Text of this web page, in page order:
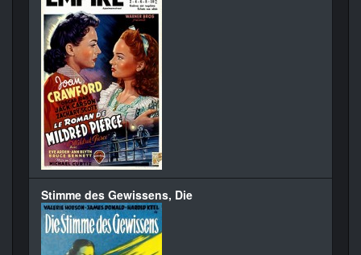
Stimme des Gewissens, Die